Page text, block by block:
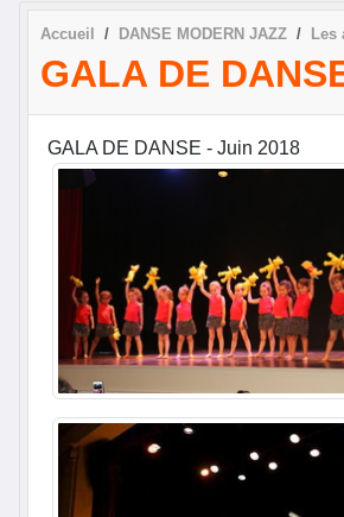
Accueil DANSE MODERN JAZZ Les
GALA DE
GALA DE DANSE - Juin 2018